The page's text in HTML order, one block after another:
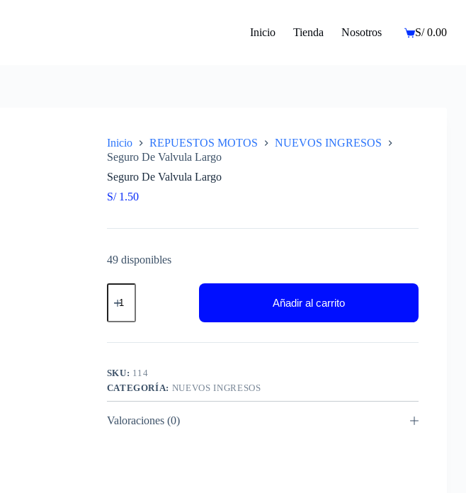
Inicio Tienda Nosotros
Carro
S/0.00
Inicio REPUESTOS MOTOS
NUEVOS INGRESOS
Seguro De Valvula Largo
Seguro De Valvula Largo
S/1.50
49 disponibles
Seguro
De
Largo
Añadir al carrito
SKU: 114
CATEGORÍA: NUEVOS INGRESOS
Valoraciones (0)